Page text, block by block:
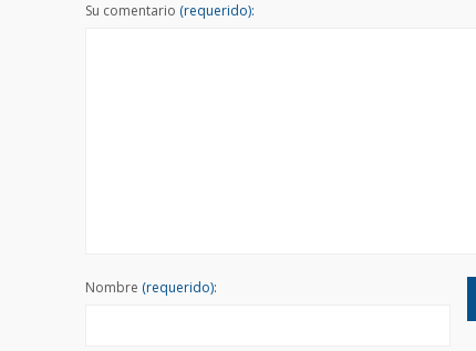
Su comentario (requerido):
Nombre (requerido):